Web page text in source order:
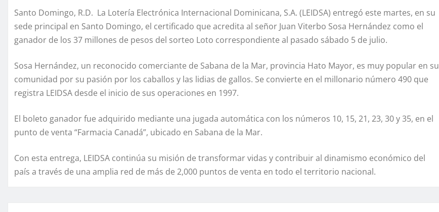
Santo Domingo, R.D. La Lotería Electrónica Internacional Dominicana, S.A. (LEIDSA) entregó este martes, en su
sede principal en Santo Domingo, el certificado que acredita al señor Juan Viterbo Sosa Hernández como el
ganador de los 37 millones de pesos del sorteo Loto correspondiente al pasado sábado 5 de julio.
Sosa Hernández, un reconocido comerciante de Sabana de la Mar, provincia Hato Mayor, es muy popular en su
comunidad por su pasión por los caballos y las lidias de gallos. Se convierte en el millonario número 490 que
registra LEIDSA desde el inicio de sus operaciones en 1997.
El boleto ganador fue adquirido mediante una jugada automática con los números 10, 15, 21, 23, 30 y 35, en el
punto de venta “Farmacia Canadá”, ubicado en Sabana de la Mar.
Con esta entrega, LEIDSA continúa su misión de transformar vidas y contribuir al dinamismo económico del
país a través de una amplia red de más de 2,000 puntos de venta en todo el territorio nacional.